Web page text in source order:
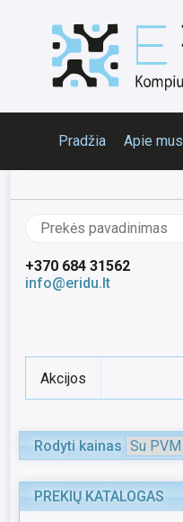
Pradžia Apie mus
Ieškoti:
+370 684 31562
info@eridu.lt
Akcijos
Rodyti kainas
PREKIŲ KATALOGAS